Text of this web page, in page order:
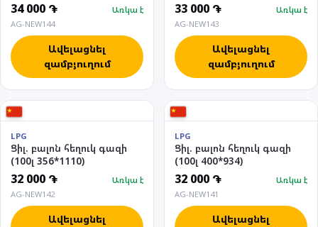
34 000 ֏
Առկա է
AG-NEW144
Ավելացնել
զամբյուղում
33 000 ֏
Առկա է
AG-NEW143
Ավելացնել
զամբյուղում
LPG
Ցիլ. բալոն հեղուկ գազի
(100լ 356*1110)
32 000 ֏
Առկա է
AG-NEW142
Ավելացնել
LPG
Ցիլ. բալոն հեղուկ գազի
(100լ 400*934)
32 000 ֏
Առկա է
AG-NEW141
Ավելացնել